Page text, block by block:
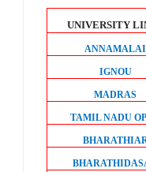
UNIVERSITY
ANNAMALAI
IGNOU
MADRAS
TAMIL NADU